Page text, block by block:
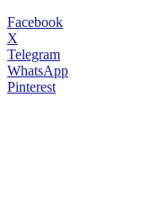
Facebook
X
Telegram
WhatsApp
Pinterest